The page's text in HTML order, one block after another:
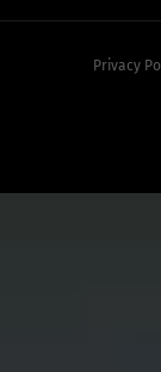
Privacy